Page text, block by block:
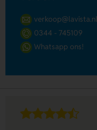
verkoop@lavista.nl
0344 - 745109
Whatsapp ons!